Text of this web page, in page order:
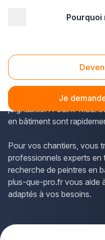
Pourquoi
Je
Peinture Saint-
Le répertoire de plus-
coordonnées des
joignables. À Saint-
en bâtiment sont
Pour vos chantiers, vous
professionnels experts en
recherche de peintres en
plus-que-pro.fr vous aide
adaptés à vos besoins.